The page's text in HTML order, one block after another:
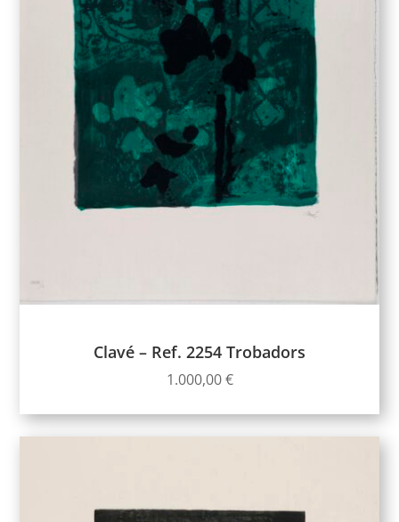
Clavé – Ref. 2254 Trobadors
1.000,00€